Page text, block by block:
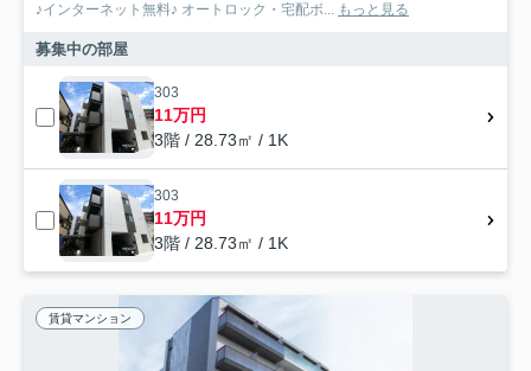
♪インターネット無料♪ オートロック・宅配ボ... もっと見る
募集中の部屋
303
11万円
3階 / 28.73㎡ / 1K
303
11万円
3階 / 28.73㎡ / 1K
賃貸マンション